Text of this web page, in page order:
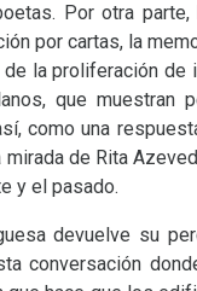
Por otra
por cartas, la
la proliferación de
que muestran
como una
de Rita
y el pasado.
devuelve su
conversación